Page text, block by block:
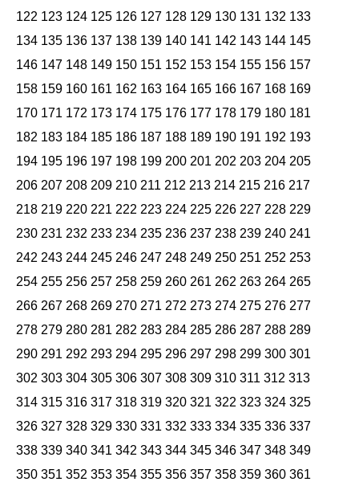
122 123 124 125 126 127 128 129 130 131 132 133
134 135 136 137 138 139 140 141 142 143 144 145
146 147 148 149 150 151 152 153 154 155 156 157
158 159 160 161 162 163 164 165 166 167 168 169
170 171 172 173 174 175 176 177 178 179 180 181
182 183 184 185 186 187 188 189 190 191 192 193
194 195 196 197 198 199 200 201 202 203 204 205
206 207 208 209 210 211 212 213 214 215 216 217
218 219 220 221 222 223 224 225 226 227 228 229
230 231 232 233 234 235 236 237 238 239 240 241
242 243 244 245 246 247 248 249 250 251 252 253
254 255 256 257 258 259 260 261 262 263 264 265
266 267 268 269 270 271 272 273 274 275 276 277
278 279 280 281 282 283 284 285 286 287 288 289
290 291 292 293 294 295 296 297 298 299 300 301
302 303 304 305 306 307 308 309 310 311 312 313
314 315 316 317 318 319 320 321 322 323 324 325
326 327 328 329 330 331 332 333 334 335 336 337
338 339 340 341 342 343 344 345 346 347 348 349
350 351 352 353 354 355 356 357 358 359 360 361